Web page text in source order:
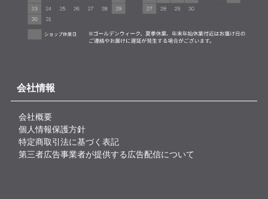
会社情報
会社概要
個人情報保護方針
特定商取引法に基づく表記
第三者広告事業者が提供する広告配信について